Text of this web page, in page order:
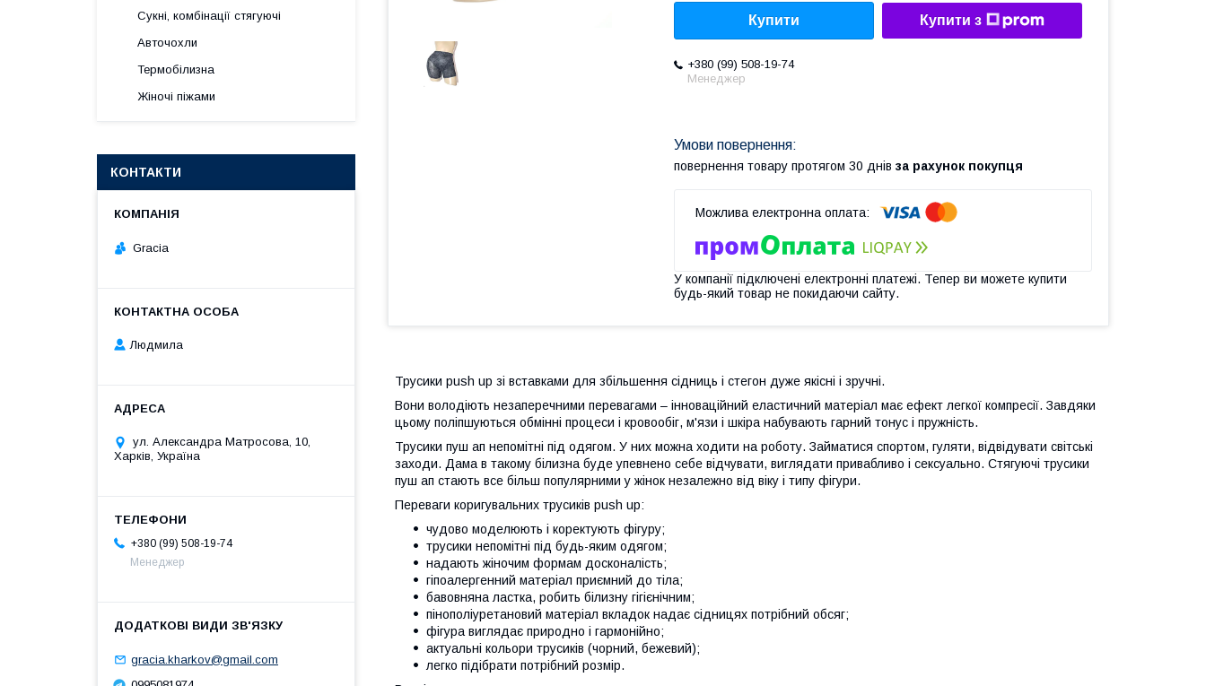
Купити Купити з
+380 (99) 508-19-74
Менеджер
повернення товару протягом 30 днів за рахунок покупця
У компанії підключені електронні платежі. Тепер ви можете купити
будь-який товар не покидаючи сайту.
Трусики push up зі вставками для збільшення сідниць і стегон дуже якісні і зручні.
Вони володіють незаперечними перевагами – інноваційний еластичний матеріал має ефект легкої компресії. Завдяки
цьому поліпшуються обмінні процеси і кровообіг, м'язи і шкіра набувають гарний тонус і пружність.
Трусики пуш ап непомітні під одягом. У них можна ходити на роботу. Займатися спортом, гуляти, відвідувати світські
заходи. Дама в такому білизна буде упевнено себе відчувати, виглядати привабливо і сексуально. Стягуючі трусики
пуш ап стають все більш популярними у жінок незалежно від віку і типу фігури.
Переваги коригувальних трусиків push up:
чудово моделюють і коректують фігуру;
трусики непомітні під будь-яким одягом;
надають жіночим формам досконалість;
гіпоалергенний матеріал приємний до тіла;
бавовняна ластка, робить білизну гігієнічним;
пінополіуретановий матеріал вкладок надає сідницях потрібний обсяг;
фігура виглядає природно і гармонійно;
актуальні кольори трусиків (чорний, бежевий);
легко підібрати потрібний розмір.
Сукні, комбінації стягуючі
Авточохли
Термобілизна
Жіночі піжами
КОНТАКТИ
Gracia
Людмила
ул. Александра Матросова, 10,
Харків, Україна
+380 (99) 508-19-74
Менеджер
gracia.kharkov@gmail.com